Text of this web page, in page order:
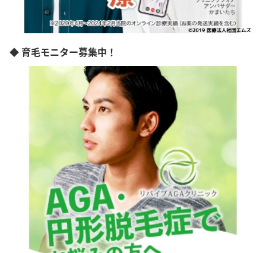
◆ 育毛モニター募集中！